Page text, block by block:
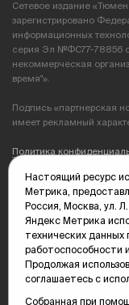
Сетевое издание
зарегистрировано
информационных
серия Эл №ФС77-78856
некоммерческая
время"».
Подпись «партнерская
имеет рекламный
Политика
Редакция: 625035,
(3452) 68-89-05
edit@vsluh.ru
Главный редактор:
kika@vsluh.ru
По вопросам рекламы:
(3452) 68-89-78
Настоящий ресурс
Метрика,
Россия, Москва, ул.
Яндекс Метрика
технических данных
работоспособности
Продолжая
соглашаетесь с
Собранная при